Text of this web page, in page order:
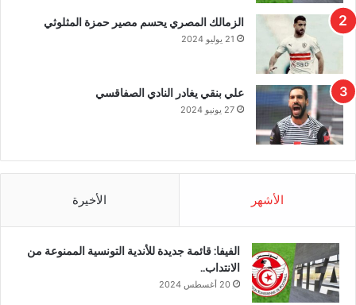
الزمالك المصري يحسم مصير حمزة المثلوثي
21 يوليو 2024
علي بنقي يغادر النادي الصفاقسي
27 يونيو 2024
الأشهر الأخيرة
الفيفا: قائمة جديدة للأندية التونسية الممنوعة من
الانتداب..
20 أغسطس 2024